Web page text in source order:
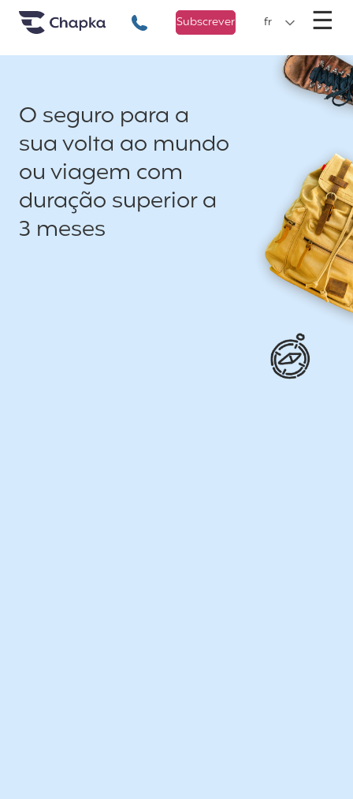
Chapka Seguro Viagem
+351 800 50 01 71
Subscrever fr ☰
O seguro para a
sua volta ao mundo
ou viagem com
duração superior a
3 meses